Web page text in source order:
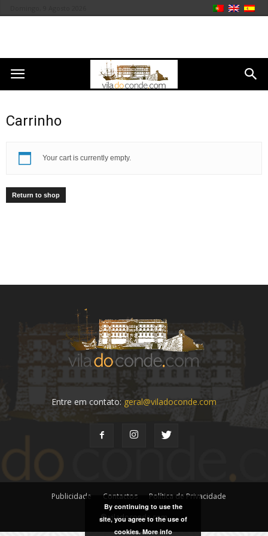
Carrinho
Your cart is currently empty.
Return to shop
Entre em contato: geral@viladoconde.com
Publicidade Contactos Política de Privacidade
© viladoconde.com
By continuing to use the
site, you agree to the use of
cookies.More info